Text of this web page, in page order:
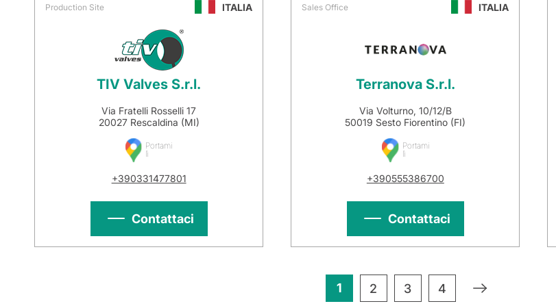
Production Site ITALIA
TIV Valves S.r.l.
Via Fratelli Rosselli 17
20027 Rescaldina (MI)
Portami
lì
+390331477801
Contattaci
Sales Office ITALIA
Terranova S.r.l.
Via Volturno, 10/12/B
50019 Sesto Fiorentino (FI)
Portami
lì
+390555386700
Contattaci
1 2 3 4 »